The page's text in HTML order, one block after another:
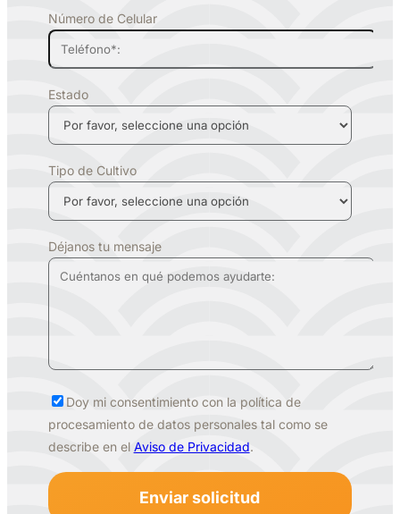
Número de Celular
Estado
Tipo de Cultivo
Déjanos tu mensaje
Doy mi consentimiento con la política de
procesamiento de datos personales tal como se
describe en el Aviso de Privacidad.